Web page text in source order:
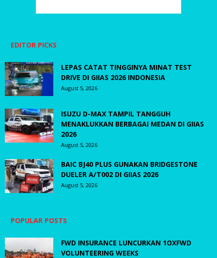
EDITOR PICKS
LEPAS CATAT TINGGINYA MINAT TEST
DRIVE DI GIIAS 2026 INDONESIA
August 5, 2026
ISUZU D-MAX TAMPIL TANGGUH
MENAKLUKKAN BERBAGAI MEDAN DI GIIAS
2026
August 5, 2026
BAIC BJ40 PLUS GUNAKAN BRIDGESTONE
DUELER A/T002 DI GIIAS 2026
August 5, 2026
POPULAR POSTS
FWD INSURANCE LUNCURKAN 1OXFWD
VOLUNTEERING WEEKS